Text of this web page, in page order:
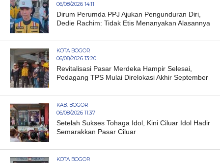
06/08/2026 14:11
Dirum Perumda PPJ Ajukan Pengunduran Diri,
Dedie Rachim: Tidak Etis Menanyakan Alasannya
KOTA BOGOR
06/08/2026 13:20
Revitalisasi Pasar Merdeka Hampir Selesai,
Pedagang TPS Mulai Direlokasi Akhir September
KAB. BOGOR
06/08/2026 11:37
Setelah Sukses Tohaga Idol, Kini Ciluar Idol Hadir
Semarakkan Pasar Ciluar
KOTA BOGOR